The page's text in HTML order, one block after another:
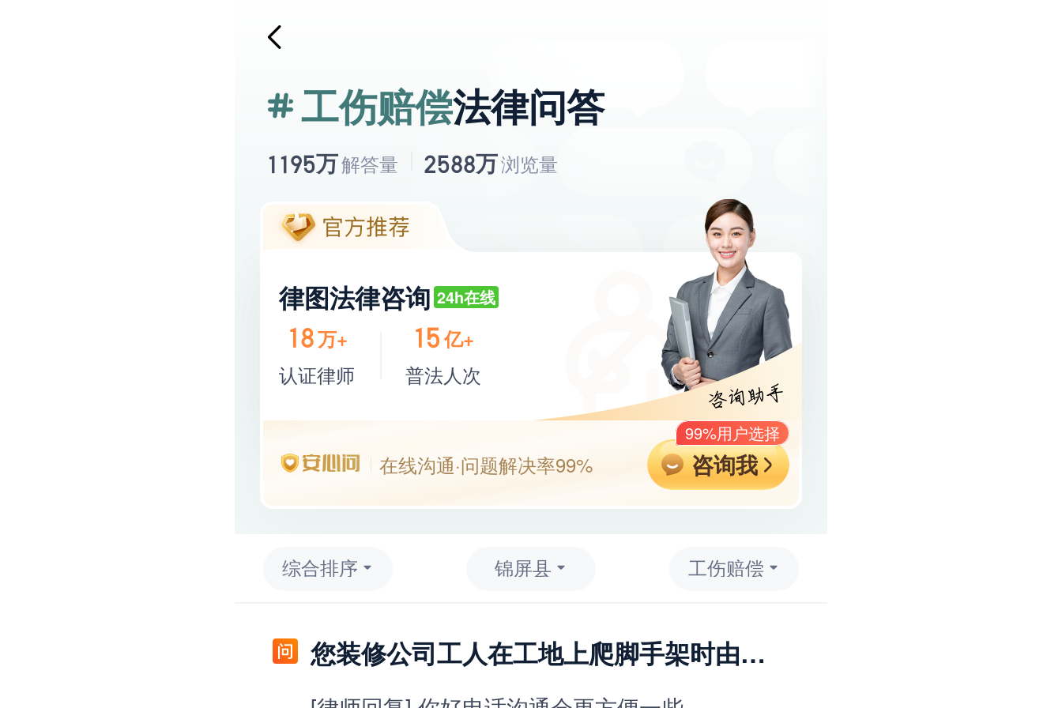
工伤赔偿法律问答
1195万解答量 2588万浏览量
律图法律咨询 24h在线
18万+
认证律师
15亿+
普法人次
在线沟通·问题解决率99%
99%用户选择
咨询我
综合排序 锦屏县 工伤赔偿
您装修公司工人在工地上爬脚手架时由于他老婆扶持的时候放手导致他摔伤，我们作为他的临时老板该怎样做，才能不被讹诈